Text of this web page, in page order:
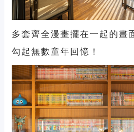
多套齊全漫畫擺在一起的畫
勾起無數童年回憶！